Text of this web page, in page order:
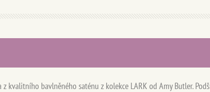
kvalitního bavlněného saténu z kolekce LARK od Amy Butler.